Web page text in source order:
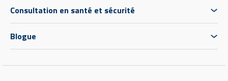
Consultation en santé et sécurité
Blogue